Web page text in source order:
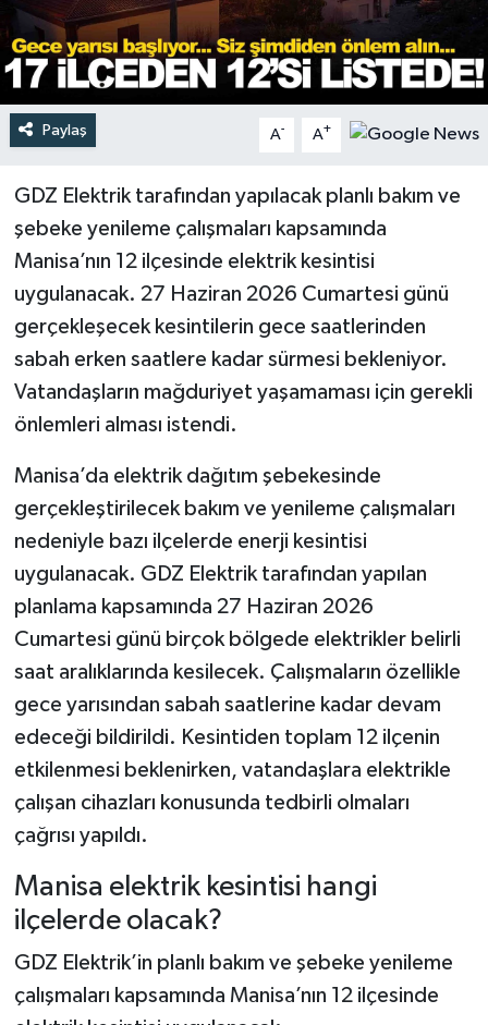
Paylaş A- A+
GDZ Elektrik tarafından yapılacak planlı bakım ve
şebeke yenileme çalışmaları kapsamında
Manisa’nın 12 ilçesinde elektrik kesintisi
uygulanacak. 27 Haziran 2026 Cumartesi günü
gerçekleşecek kesintilerin gece saatlerinden
sabah erken saatlere kadar sürmesi bekleniyor.
Vatandaşların mağduriyet yaşamaması için gerekli
önlemleri alması istendi.
Manisa’da elektrik dağıtım şebekesinde
gerçekleştirilecek bakım ve yenileme çalışmaları
nedeniyle bazı ilçelerde enerji kesintisi
uygulanacak. GDZ Elektrik tarafından yapılan
planlama kapsamında 27 Haziran 2026
Cumartesi günü birçok bölgede elektrikler belirli
saat aralıklarında kesilecek. Çalışmaların özellikle
gece yarısından sabah saatlerine kadar devam
edeceği bildirildi. Kesintiden toplam 12 ilçenin
etkilenmesi beklenirken, vatandaşlara elektrikle
çalışan cihazları konusunda tedbirli olmaları
çağrısı yapıldı.
Manisa elektrik kesintisi hangi
ilçelerde olacak?
GDZ Elektrik’in planlı bakım ve şebeke yenileme
çalışmaları kapsamında Manisa’nın 12 ilçesinde